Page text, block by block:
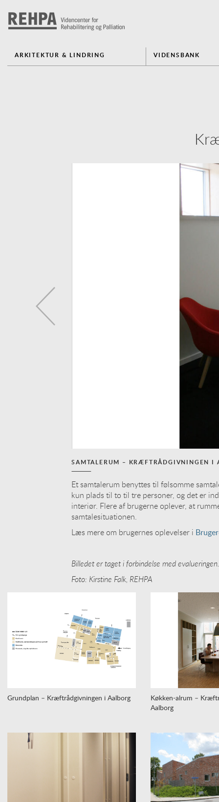
ARKITEKTUR & LINDRING VIDENSBANK
SAMTALERUM – KRÆFTRÅDGIVNINGEN I
Et samtalerum benyttes til følsomme
kun plads til to til tre personer, og det er
interiør. Flere af brugerne oplever, at
samtalesituationen.
Læs mere om brugernes oplevelser i
Billedet er taget i forbindelse med
Foto: Kirstine Falk, REHPA
Grundplan – Kræftrådgivningen i Aalborg
Køkken-alrum –
Aalborg